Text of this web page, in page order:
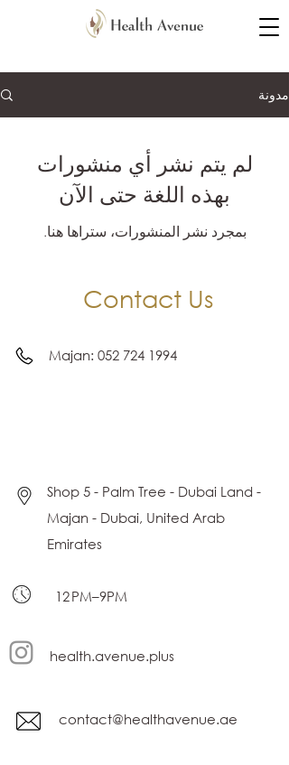
مدونة
لم يتم نشر أي منشورات
بهذه اللغة حتى الآن
بمجرد نشر المنشورات، ستراها هنا.
Contact Us
Majan: 052 724 1994
Shop 5 - Palm Tree - Dubai Land -
Majan - Dubai, United Arab
Emirates
12 PM–9PM
health.avenue.plus
contact@healthavenue.ae